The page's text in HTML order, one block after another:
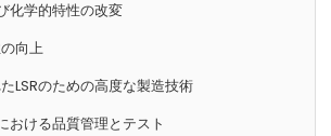
化学的特性の改変
向上
LSRのための高度な製造技術
おける品質管理とテスト